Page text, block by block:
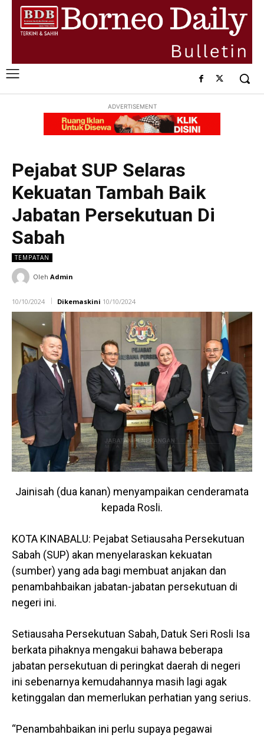
ADVERTISEMENT
Pejabat SUP Selaras
Kekuatan Tambah Baik
Jabatan Persekutuan Di
Sabah
TEMPATAN
Oleh Admin
10/10/2024 Dikemaskini 10/10/2024
Jainisah (dua kanan) menyampaikan cenderamata
kepada Rosli.
KOTA KINABALU: Pejabat Setiausaha Persekutuan
Sabah (SUP) akan menyelaraskan kekuatan
(sumber) yang ada bagi membuat anjakan dan
penambahbaikan jabatan-jabatan persekutuan di
negeri ini.
Setiausaha Persekutuan Sabah, Datuk Seri Rosli Isa
berkata pihaknya mengakui bahawa beberapa
jabatan persekutuan di peringkat daerah di negeri
ini sebenarnya kemudahannya masih lagi agak
ketinggalan dan memerlukan perhatian yang serius.
“Penambahbaikan ini perlu supaya pegawai